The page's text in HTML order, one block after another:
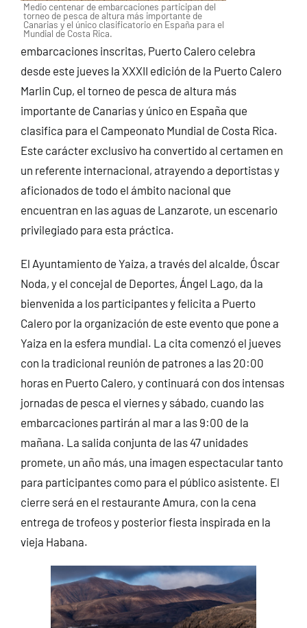
Medio centenar de embarcaciones participan del
torneo de pesca de altura más importante de
Canarias y el único clasificatorio en España para el
Mundial de Costa Rica.
embarcaciones inscritas, Puerto Calero celebra
desde este jueves la XXXII edición de la Puerto Calero
Marlin Cup, el torneo de pesca de altura más
importante de Canarias y único en España que
clasifica para el Campeonato Mundial de Costa Rica.
Este carácter exclusivo ha convertido al certamen en
un referente internacional, atrayendo a deportistas y
aficionados de todo el ámbito nacional que
encuentran en las aguas de Lanzarote, un escenario
privilegiado para esta práctica.
El Ayuntamiento de Yaiza, a través del alcalde, Óscar
Noda, y el concejal de Deportes, Ángel Lago, da la
bienvenida a los participantes y felicita a Puerto
Calero por la organización de este evento que pone a
Yaiza en la esfera mundial. La cita comenzó el jueves
con la tradicional reunión de patrones a las 20:00
horas en Puerto Calero, y continuará con dos intensas
jornadas de pesca el viernes y sábado, cuando las
embarcaciones partirán al mar a las 9:00 de la
mañana. La salida conjunta de las 47 unidades
promete, un año más, una imagen espectacular tanto
para participantes como para el público asistente. El
cierre será en el restaurante Amura, con la cena
entrega de trofeos y posterior fiesta inspirada en la
vieja Habana.